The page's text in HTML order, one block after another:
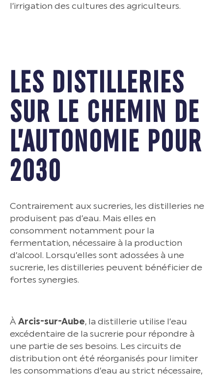
l’irrigation des cultures des agriculteurs.
LES DISTILLERIES
SUR LE CHEMIN DE
L’AUTONOMIE POUR
2030
Contrairement aux sucreries, les distilleries ne
produisent pas d’eau. Mais elles en
consomment notamment pour la
fermentation, nécessaire à la production
d’alcool. Lorsqu’elles sont adossées à une
sucrerie, les distilleries peuvent bénéficier de
fortes synergies.
ÀArcis-sur-Aube, la distillerie utilise l’eau
excédentaire de la sucrerie pour répondre à
une partie de ses besoins. Les circuits de
distribution ont été réorganisés pour limiter
les consommations d’eau au strict nécessaire,